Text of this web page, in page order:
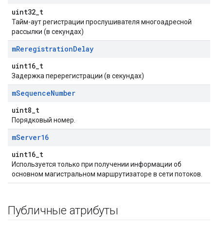
uint32_t
Тайм-аут регистрации прослушивателя многоадресной
рассылки (в секундах)
mReregistrationDelay
uint16_t
Задержка перерегистрации (в секундах)
mSequenceNumber
uint8_t
Порядковый номер.
mServer16
uint16_t
Используется только при получении информации об
основном магистральном маршрутизаторе в сети потоков.
Публичные атрибуты